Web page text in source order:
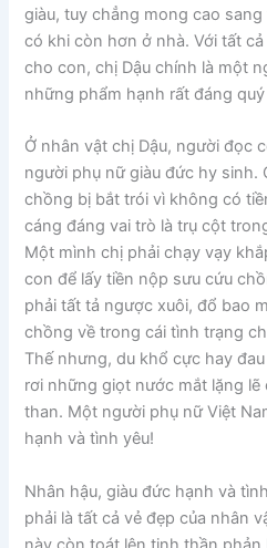
giàu, tuy chẳng mong cao
có khi còn hơn ở nhà. Với tất
cho con, chị Dậu chính là một
những phẩm hạnh rất đáng
Ở nhân vật chị Dậu, người đọc
người phụ nữ giàu đức hy sinh.
chồng bị bắt trói vì không có
cáng đáng vai trò là trụ cột
Một mình chị phải chạy vạy
con để lấy tiền nộp sưu cứu
phải tất tả ngược xuôi, đổ bao
chồng về trong cái tình trạng
Thế nhưng, du khổ cực hay
rơi những giọt nước mắt lặng
than. Một người phụ nữ Việt
hạnh và tình yêu!
Nhân hậu, giàu đức hạnh và
phải là tất cả vẻ đẹp của nhân